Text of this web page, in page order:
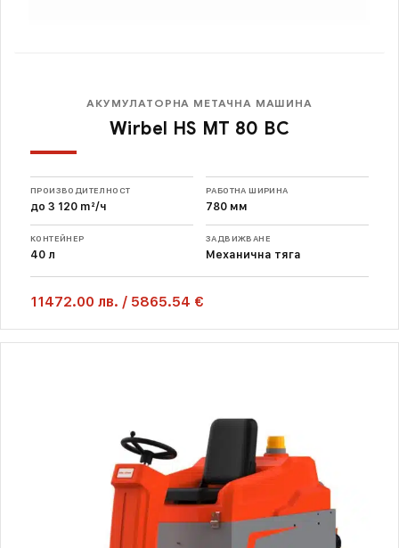
АКУМУЛАТОРНА МЕТАЧНА МАШИНА
Wirbel HS MT 80 BC
ПРОИЗВОДИТЕЛНОСТ
до 3 120 m²/ч
РАБОТНА ШИРИНА
780 мм
КОНТЕЙНЕР
40 л
ЗАДВИЖВАНЕ
Механична тяга
11472.00 лв. / 5865.54 €